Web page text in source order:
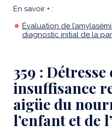
En savoir + :
Évaluation de
diagnostic initial de la
359 : Détresse
insuffisance
aigüe du
l’enfant et de